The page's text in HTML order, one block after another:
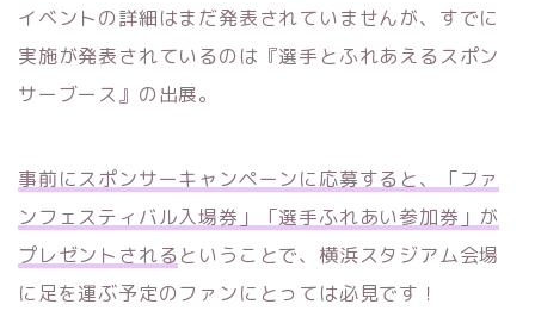
イベントの詳細はまだ発表されていませんが、すでに
実施が発表されているのは『選手とふれあえるスポン
サーブース』の出展。
事前にスポンサーキャンペーンに応募すると、「ファ
ンフェスティバル入場券」「選手ふれあい参加券」が
プレゼントされる ということで、横浜スタジアム会場
に足を運ぶ予定のファンにとっては必見です！